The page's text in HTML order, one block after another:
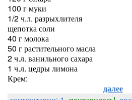
100 г муки
1/2 ч.л. разрыхлителя
щепотка соли
40 г молока
50 г растительного масла
2 ч.л. ванильного сахара
1 ч.л. цедры лимона
Крем:
далее